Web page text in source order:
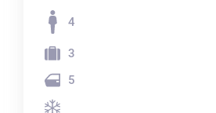
4
3
5